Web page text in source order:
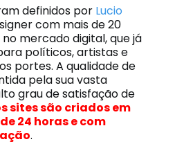
definidos por Lucio
com mais de 20
mercado digital, que já
políticos, artistas e
portes. A qualidade de
pela sua vasta
grau de satisfação de
sites são criados em
24 horas e com
.